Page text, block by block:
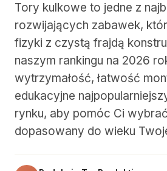
Tory kulkowe to jedne z
rozwijających zabawek,
fizyki z czystą frajdą
naszym rankingu na 2026
wytrzymałość, łatwość
edukacyjne
rynku, aby pomóc Ci
dopasowany do wieku